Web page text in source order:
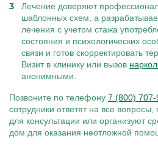
Лечение доверяют
шаблонных схем, а
лечения с учетом стажа
состояния и психологических
связи и готов скорректировать
Визит в клинику или вызов
анонимными.
Позвоните по телефону 7 (800)
сотрудники ответят на все
для консультации или организуют
дом для оказания неотложной